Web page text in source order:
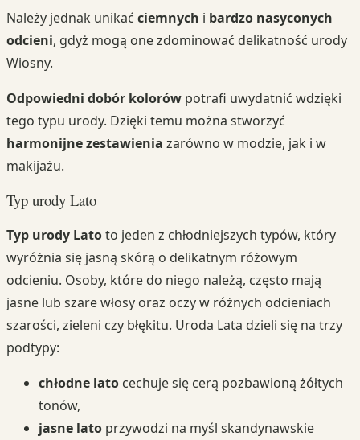
Należy jednak unikać ciemnych i bardzo nasyconych
odcieni, gdyż mogą one zdominować delikatność urody
Wiosny.
Odpowiedni dobór kolorów potrafi uwydatnić wdzięki
tego typu urody. Dzięki temu można stworzyć
harmonijne zestawienia zarówno w modzie, jak i w
makijażu.
Typ urody Lato
Typ urody Latoto jeden z chłodniejszych typów, który
wyróżnia się jasną skórą o delikatnym różowym
odcieniu. Osoby, które do niego należą, często mają
jasne lub szare włosy oraz oczy w różnych odcieniach
szarości, zieleni czy błękitu. Uroda Lata dzieli się na trzy
podtypy:
chłodne lato cechuje się cerą pozbawioną żółtych
tonów,
jasne lato przywodzi na myśl skandynawskie